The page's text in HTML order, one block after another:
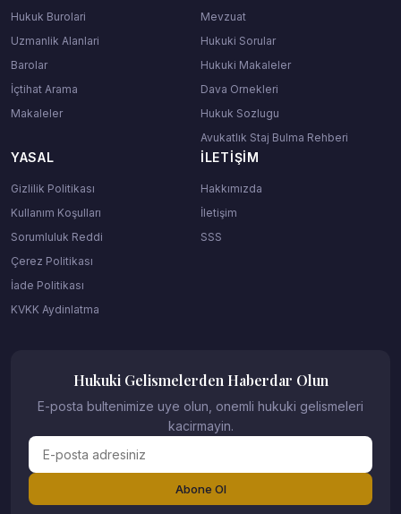
Hukuk Burolari
Uzmanlik Alanlari
Barolar
İçtihat Arama
Makaleler
Mevzuat
Hukuki Sorular
Hukuki Makaleler
Dava Ornekleri
Hukuk Sozlugu
Avukatlık Staj Bulma Rehberi
YASAL
Gizlilik Politikası
Kullanım Koşulları
Sorumluluk Reddi
Çerez Politikası
İade Politikası
KVKK Aydinlatma
İLETIŞIM
Hakkımızda
İletişim
SSS
Hukuki Gelismelerden Haberdar Olun
E-posta bultenimize uye olun, onemli hukuki gelismeleri
kacirmayin.
Abone Ol